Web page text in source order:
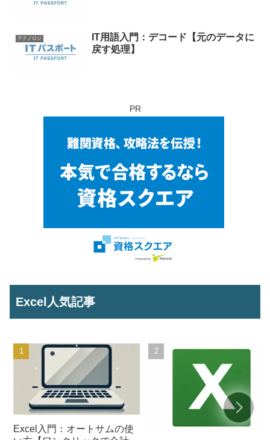
テクノロジ
IT用語入門：デコード【元のデータに
戻す処理】
PR
Excel人気記事
Excel入門：オートサムの使